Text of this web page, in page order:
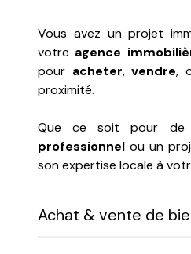
Vous avez un projet
votre agence
pour acheter, vendre,
proximité.
Que ce soit pour de
professionnel ou un
son expertise locale à
Achat & vente de